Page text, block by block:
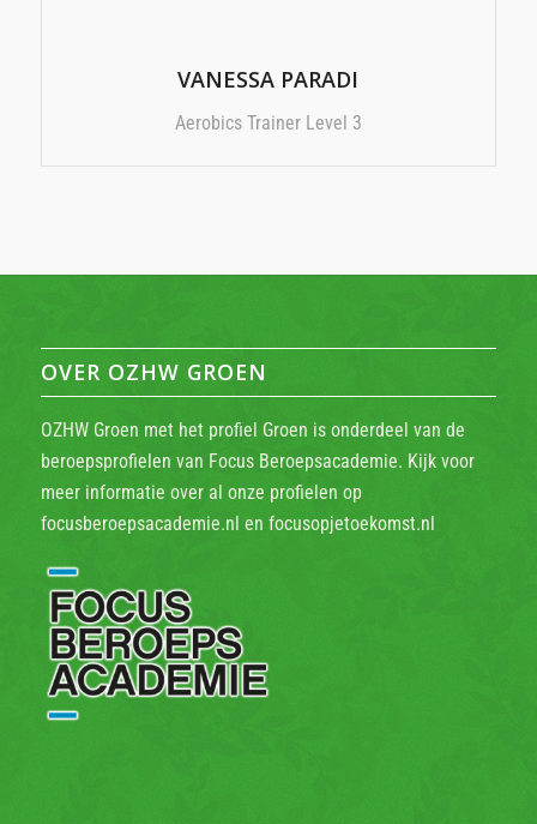
VANESSA PARADI
Aerobics Trainer Level 3
OVER OZHW GROEN
OZHW Groen met het profiel Groen is onderdeel van de
beroepsprofielen van Focus Beroepsacademie. Kijk voor
meer informatie over al onze profielen op
focusberoepsacademie.nl en focusopjetoekomst.nl